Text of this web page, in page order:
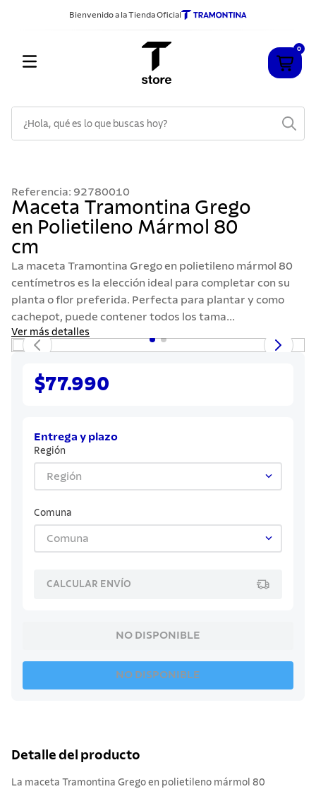
Bienvenido a la Tienda Oficial
0
Referencia: 92780010
Maceta Tramontina Grego
en Polietileno Mármol 80
cm
La maceta Tramontina Grego en polietileno mármol 80
centímetros es la elección ideal para completar con su
planta o flor preferida. Perfecta para plantar y como
cachepot, puede contener todos los tama...
Ver más detalles
$77.990
Entrega y plazo
Región
Región
Comuna
Comuna
CALCULAR ENVÍO
NO DISPONIBLE
NO DISPONIBLE
Detalle del producto
La maceta Tramontina Grego en polietileno mármol 80
2 .
sarten
3.
cubiertos
4.
6.
grano
cuchillo
solar
termo